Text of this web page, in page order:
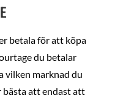
betala för att köpa
du betalar
vilken marknad du
bästa att endast att